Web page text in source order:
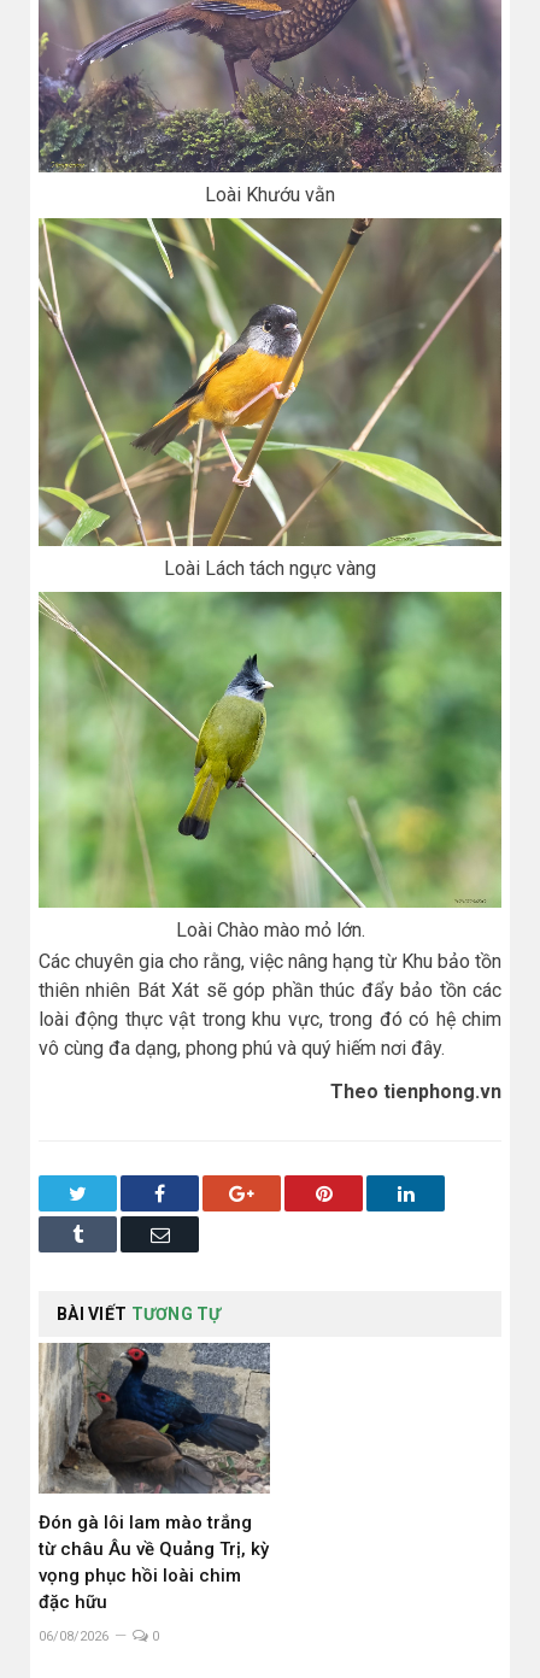
Loài Khướu vằn
Loài Lách tách ngực vàng
Loài Chào mào mỏ lớn.
Các chuyên gia cho rằng, việc nâng hạng từ Khu bảo tồn
thiên nhiên Bát Xát sẽ góp phần thúc đẩy bảo tồn các
loài động thực vật trong khu vực, trong đó có hệ chim
vô cùng đa dạng, phong phú và quý hiếm nơi đây.
Theo tienphong.vn
Facebook Google+ Pinterest LinkedIn
Tumblr Email
BÀI VIẾT TƯƠNG TỰ
Đón gà lôi lam mào trắng
từ châu Âu về Quảng Trị, kỳ
vọng phục hồi loài chim
đặc hữu
06/08/2026 0